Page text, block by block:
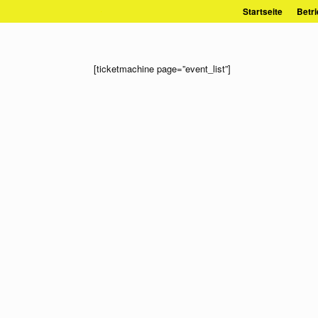
Inhalt
Startseite
[ticketmachine page=”event_list”]